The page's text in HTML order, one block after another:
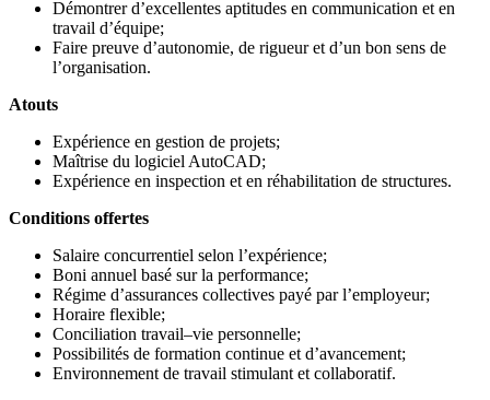
Démontrer d’excellentes aptitudes en communication et en
travail d’équipe;
Faire preuve d’autonomie, de rigueur et d’un bon sens de
l’organisation.
Atouts
Expérience en gestion de projets;
Maîtrise du logiciel AutoCAD;
Expérience en inspection et en réhabilitation de structures.
Conditions offertes
Salaire concurrentiel selon l’expérience;
Boni annuel basé sur la performance;
Régime d’assurances collectives payé par l’employeur;
Horaire flexible;
Conciliation travail–vie personnelle;
Possibilités de formation continue et d’avancement;
Environnement de travail stimulant et collaboratif.